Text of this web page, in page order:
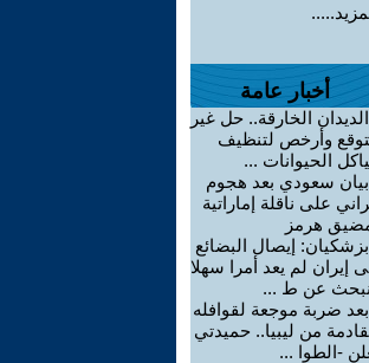
أخبار عامة
الديدان الخارقة.. حل غير
وأرخص لتنظيف
الحيوانات ...
بيان سعودي بعد هجوم
على ناقلة إماراتية
هرمز
بزشكيان: إيصال البضائع
إيران لم يعد أمرا سهلا
عن ط ...
بعد ضربة موجعة لقوافله
من ليبيا.. حميدتي
-الطوا ...